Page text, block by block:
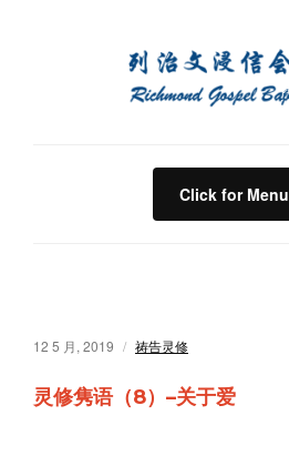
Click for Menu
12 5 月, 2019 祷告灵修
灵修隽语（8）–关于爱